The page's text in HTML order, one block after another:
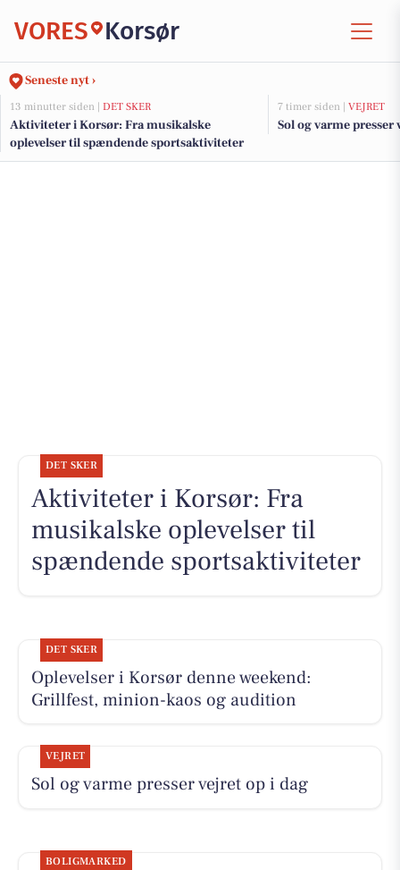
VORES Korsør
Seneste nyt ›
13 minutter siden | DET SKER
Aktiviteter i Korsør: Fra musikalske
oplevelser til spændende sportsaktiviteter
7 timer siden | VEJRET
Sol og varme presser
DET SKER
Aktiviteter i Korsør: Fra
musikalske oplevelser til
spændende sportsaktiviteter
DET SKER
Oplevelser i Korsør denne weekend:
Grillfest, minion-kaos og audition
VEJRET
Sol og varme presser vejret op i dag
BOLIGMARKED